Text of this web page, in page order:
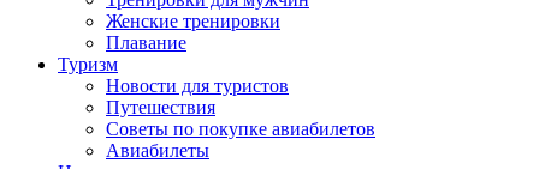
Женские тренировки
Плавание
Туризм
Новости для туристов
Путешествия
Советы по покупке авиабилетов
Авиабилеты